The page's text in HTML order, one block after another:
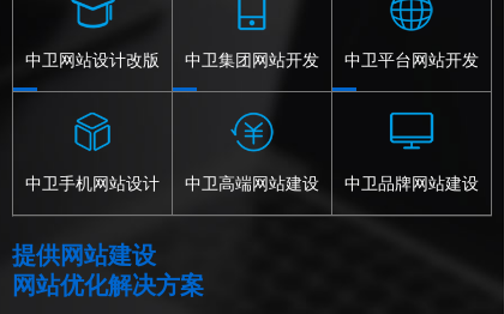
中卫网站设计改版 中卫集团网站开发 中卫平台网站开发
中卫手机网站设计 中卫高端网站建设 中卫品牌网站建设
提供网站建设
网站优化解决方案